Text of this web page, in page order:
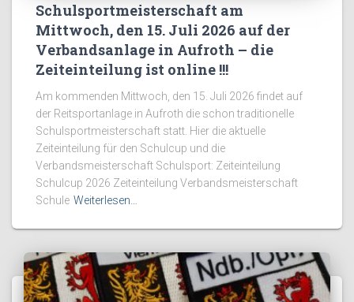
Schulsportmeisterschaft am
Mittwoch, den 15. Juli 2026 auf der
Verbandsanlage in Aufroth – die
Zeiteinteilung ist online !!!
Am kommenden Mittwoch, den 15. Juli 2026 findet auf
der Reitsportanlage in Aufroth die schon traditionelle
Schulsportmeisterschaft statt. Hier die aktuelle
Zeiteinteilung für den Schulcup und die
Verbandsmeisterschaft Schulsport: Zeiteinteilung
Schulcup 2026 Zeiteinteilung Verbandsmeisterschaft
Schule Weiterlesen…